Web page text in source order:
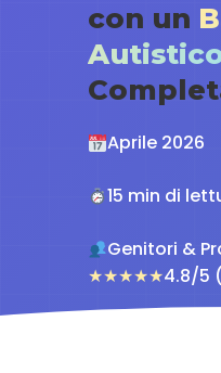
con un
Aprile 2026
15 min di
Genitori &
★★★★★4.8/5